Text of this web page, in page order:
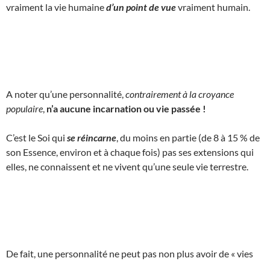
vraiment la vie humained’un point de vuevraiment humain.
A noter qu’une personnalité, contrairement à la croyance
populaire n’a aucune incarnation ou vie passée !
C’est le Soi qui se réincarne , du moins en partie (de 8 à 15 % de
son Essence, environ et à chaque fois) pas ses extensions qui
elles, ne connaissent et ne vivent qu’une seule vie terrestre.
De fait, une personnalité ne peut pas non plus avoir de « vies